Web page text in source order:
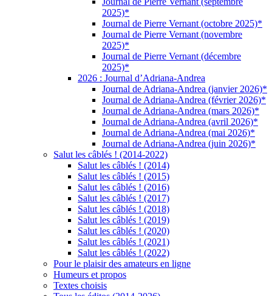
2025)*
Journal de Pierre Vernant (octobre 2025)*
Journal de Pierre Vernant (novembre
2025)*
Journal de Pierre Vernant (décembre
2025)*
2026 : Journal d’Adriana-Andrea
Journal de Adriana-Andrea (janvier 2026)*
Journal de Adriana-Andrea (février 2026)*
Journal de Adriana-Andrea (mars 2026)*
Journal de Adriana-Andrea (avril 2026)*
Journal de Adriana-Andrea (mai 2026)*
Journal de Adriana-Andrea (juin 2026)*
Salut les câblés ! (2014-2022)
Salut les câblés ! (2014)
Salut les câblés ! (2015)
Salut les câblés ! (2016)
Salut les câblés ! (2017)
Salut les câblés ! (2018)
Salut les câblés ! (2019)
Salut les câblés ! (2020)
Salut les câblés ! (2021)
Salut les câblés ! (2022)
Pour le plaisir des amateurs en ligne
Humeurs et propos
Textes choisis